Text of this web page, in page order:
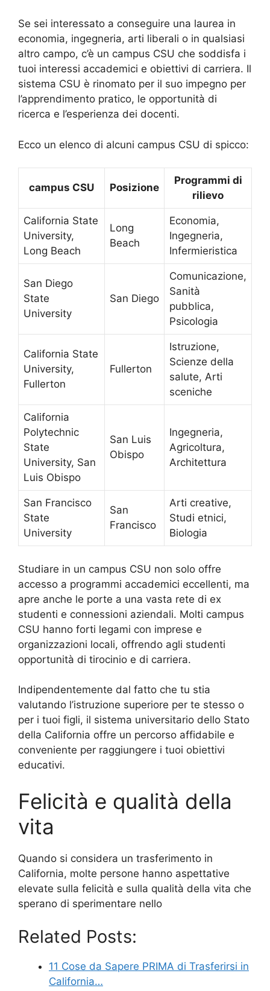
Se sei interessato a conseguire una laurea in
economia, ingegneria, arti liberali o in qualsiasi
altro campo, c’è un campus CSU che soddisfa i
tuoi interessi accademici e obiettivi di carriera. Il
sistema CSU è rinomato per il suo impegno per
l’apprendimento pratico, le opportunità di
ricerca e l’esperienza dei docenti.
Ecco un elenco di alcuni campus CSU di spicco:
campus CSU Posizione
Programmi di
rilievo
California State
University,
Long Beach
Long
Beach
Economia,
Ingegneria,
Infermieristica
San Diego
State
University
San Diego
Comunicazione,
Sanità
pubblica,
Psicologia
California State
University,
Fullerton
Fullerton
Istruzione,
Scienze della
salute, Arti
sceniche
California
Polytechnic
State
University, San
Luis Obispo
San Luis
Obispo
Ingegneria,
Agricoltura,
Architettura
San Francisco
State
University
San
Francisco
Arti creative,
Studi etnici,
Biologia
Studiare in un campus CSU non solo offre
accesso a programmi accademici eccellenti, ma
apre anche le porte a una vasta rete di ex
studenti e connessioni aziendali. Molti campus
CSU hanno forti legami con imprese e
organizzazioni locali, offrendo agli studenti
opportunità di tirocinio e di carriera.
Indipendentemente dal fatto che tu stia
valutando l’istruzione superiore per te stesso o
per i tuoi figli, il sistema universitario dello Stato
della California offre un percorso affidabile e
conveniente per raggiungere i tuoi obiettivi
educativi.
Felicità e qualità della
vita
Quando si considera un trasferimento in
California, molte persone hanno aspettative
elevate sulla felicità e sulla qualità della vita che
sperano di sperimentare nello
Related Posts:
11 Cose da Sapere PRIMA di Trasferirsi in
California…